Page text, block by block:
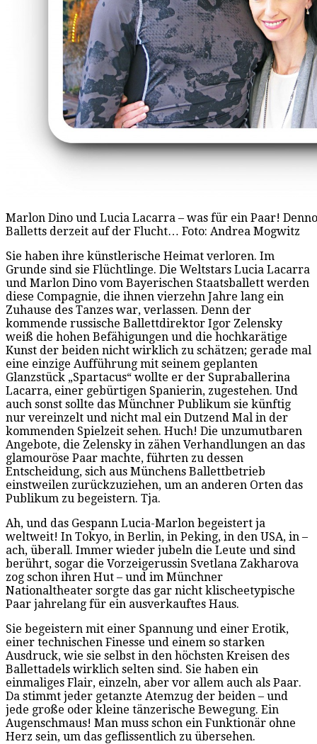
Marlon Dino und Lucia Lacarra – was für ein Paar!
Balletts derzeit auf der Flucht… Foto: Andrea Mogwitz
Sie haben ihre künstlerische Heimat verloren. Im
Grunde sind sie Flüchtlinge. Die Weltstars Lucia Lacarra
und Marlon Dino vom Bayerischen Staatsballett werden
diese Compagnie, die ihnen vierzehn Jahre lang ein
Zuhause des Tanzes war, verlassen. Denn der
kommende russische Ballettdirektor Igor Zelensky
weiß die hohen Befähigungen und die hochkarätige
Kunst der beiden nicht wirklich zu schätzen; gerade mal
eine einzige Aufführung mit seinem geplanten
Glanzstück „Spartacus“ wollte er der Supraballerina
Lacarra, einer gebürtigen Spanierin, zugestehen. Und
auch sonst sollte das Münchner Publikum sie künftig
nur vereinzelt und nicht mal ein Dutzend Mal in der
kommenden Spielzeit sehen. Huch! Die unzumutbaren
Angebote, die Zelensky in zähen Verhandlungen an das
glamouröse Paar machte, führten zu dessen
Entscheidung, sich aus Münchens Ballettbetrieb
einstweilen zurückzuziehen, um an anderen Orten das
Publikum zu begeistern. Tja.
Ah, und das Gespann Lucia-Marlon begeistert ja
weltweit! In Tokyo, in Berlin, in Peking, in den USA, in –
ach, überall. Immer wieder jubeln die Leute und sind
berührt, sogar die Vorzeigerussin Svetlana Zakharova
zog schon ihren Hut – und im Münchner
Nationaltheater sorgte das gar nicht klischeetypische
Paar jahrelang für ein ausverkauftes Haus.
Sie begeistern mit einer Spannung und einer Erotik,
einer technischen Finesse und einem so starken
Ausdruck, wie sie selbst in den höchsten Kreisen des
Ballettadels wirklich selten sind. Sie haben ein
einmaliges Flair, einzeln, aber vor allem auch als Paar.
Da stimmt jeder getanzte Atemzug der beiden – und
jede große oder kleine tänzerische Bewegung. Ein
Augenschmaus! Man muss schon ein Funktionär ohne
Herz sein, um das geflissentlich zu übersehen.